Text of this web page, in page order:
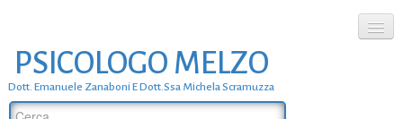
chi siamo
dove siamo
dott. Emanuele Zanaboni
PSICOLOGO MELZO
Dott. Emanuele Zanaboni E Dott.ssa Michela Scramuzza